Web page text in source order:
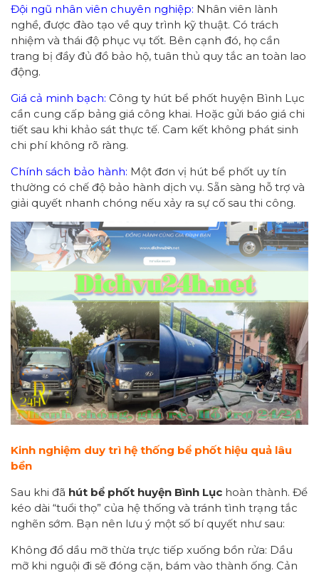
Đội ngũ nhân viên chuyên nghiệp: Nhân viên lành
nghề, được đào tạo về quy trình kỹ thuật. Có trách
nhiệm và thái độ phục vụ tốt. Bên cạnh đó, họ cần
trang bị đầy đủ đồ bảo hộ, tuân thủ quy tắc an toàn lao
động.
Giá cả minh bạch: Công ty hút bể phốt huyện Bình Lục
cần cung cấp bảng giá công khai. Hoặc gửi báo giá chi
tiết sau khi khảo sát thực tế. Cam kết không phát sinh
chi phí không rõ ràng.
Chính sách bảo hành: Một đơn vị hút bể phốt uy tín
thường có chế độ bảo hành dịch vụ. Sẵn sàng hỗ trợ và
giải quyết nhanh chóng nếu xảy ra sự cố sau thi công.
Kinh nghiệm duy trì hệ thống bể phốt hiệu quả lâu
bền
Sau khi đã hút bể phốt huyện Bình Lục hoàn thành. Để
kéo dài “tuổi thọ” của hệ thống và tránh tình trạng tắc
nghẽn sớm. Bạn nên lưu ý một số bí quyết như sau:
Không đổ dầu mỡ thừa trực tiếp xuống bồn rửa: Dầu
mỡ khi nguội đi sẽ đóng cặn, bám vào thành ống. Cản